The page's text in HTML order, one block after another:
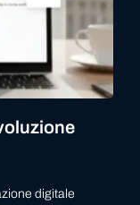
digitale